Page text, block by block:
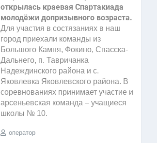
открылась краевая Спартакиада
молодёжи допризывного возраста.
Для участия в состязаниях в наш
город приехали команды из
Большого Камня, Фокино, Спасска-
Дальнего, п. Тавричанка
Надеждинского района и с.
Яковлевка Яковлевского района. В
соревнованиях принимает участие и
арсеньевская команда – учащиеся
школы № 10.
оператор